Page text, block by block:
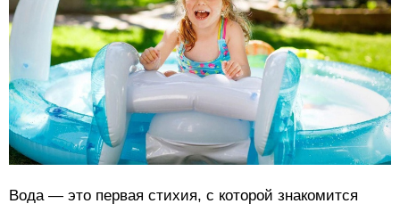
Вода — это первая стихия, с которой знакомится